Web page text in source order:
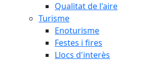
Qualitat de l'aire
Turisme
Enoturisme
Festes i fires
Llocs d'interès